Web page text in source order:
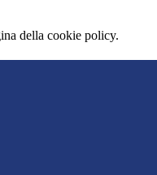
della cookie policy.